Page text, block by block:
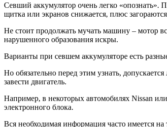
Севший аккумулятор очень легко «опознать».
щитка или экранов снижается, плюс
Не стоит продолжать мучать машину – мотор
нарушенного образования искры.
Варианты при севшем аккумуляторе есть
Но обязательно перед этим узнать,
завести двигатель.
Например, в некоторых автомобилях Nissan
электронного блока.
Вся необходимая информация часто имеется